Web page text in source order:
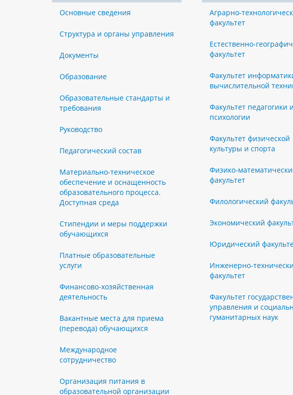
Основные сведения
Структура и органы управления
Документы
Образование
Образовательные стандарты и
требования
Руководство
Педагогический состав
Материально-техническое
обеспечение и оснащенность
образовательного процесса.
Доступная среда
Стипендии и меры поддержки
обучающихся
Платные образовательные
услуги
Финансово-хозяйственная
деятельность
Вакантные места для приема
(перевода) обучающихся
Международное
сотрудничество
Организация питания в
образовательной организации
Аграрно-
факультет
Естественно-
факультет
Факультет
вычислительной
Факультет педагогики и
психологии
Факультет физической
культуры и спорта
Физико-
факультет
Филологический
Экономический
Юридический
Инженерно-
факультет
Факультет
управления и
гуманитарных наук